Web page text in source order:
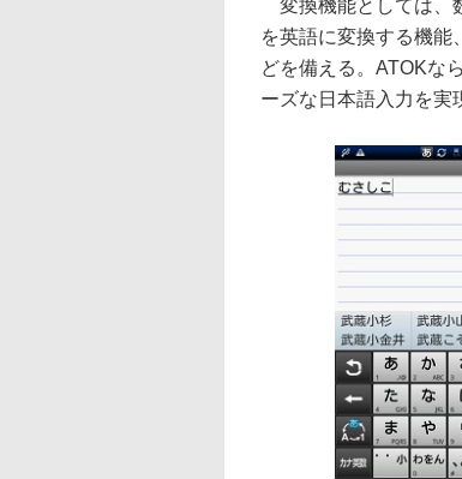
変換機能としては、
を英語に変換する機能
どを備える。ATOKな
ーズな日本語入力を実